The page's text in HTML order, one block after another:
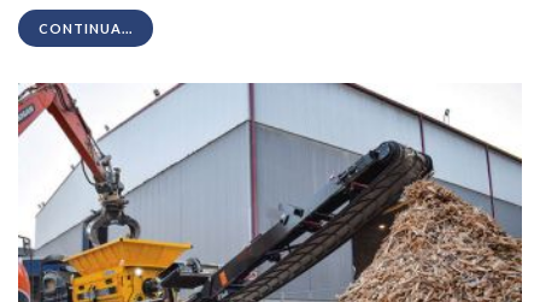
CONTINUA...